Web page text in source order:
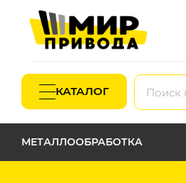
КАТАЛОГ
МЕТАЛЛООБРАБОТКА